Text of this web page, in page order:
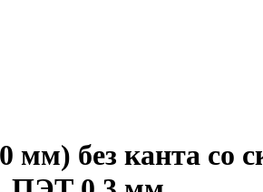
мм) без канта со